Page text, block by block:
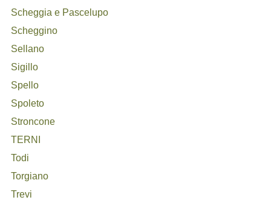
Scheggia e Pascelupo
Scheggino
Sellano
Sigillo
Spello
Spoleto
Stroncone
TERNI
Todi
Torgiano
Trevi